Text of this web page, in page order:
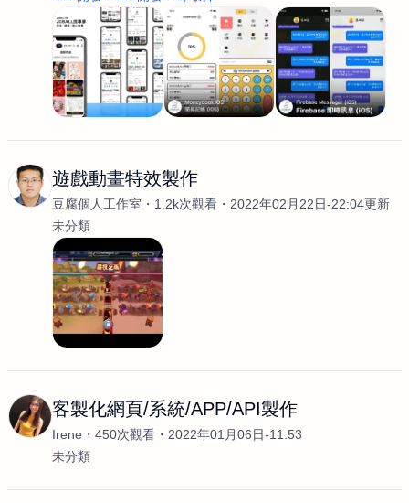
遊戲動畫特效製作
豆腐個人工作室 1.2k次觀看
2022年02月22日-22:04更新
未分類
客製化網頁/系統/APP/API製作
Irene 450次觀看
2022年01月06日-11:53
未分類